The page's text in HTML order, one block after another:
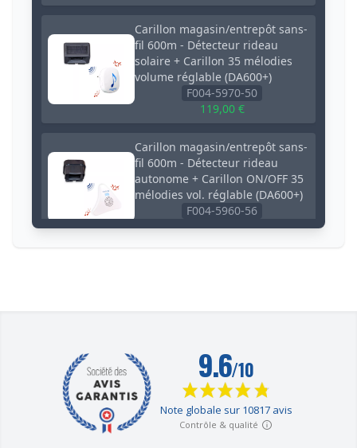
Carillon magasin/entrepôt sans-
fil 600m - Détecteur rideau
solaire + Carillon 35 mélodies
volume réglable (DA600+)
F004-5970-50
119,00 €
Carillon magasin/entrepôt sans-
fil 600m - Détecteur rideau
autonome + Carillon ON/OFF 35
mélodies vol. réglable (DA600+)
F004-5960-56
125,00 €
237,00 €
Carillon magasin/entrepôt sans-
fil - 2 détecteurs rideaux
autonomes + 2 carillons 35